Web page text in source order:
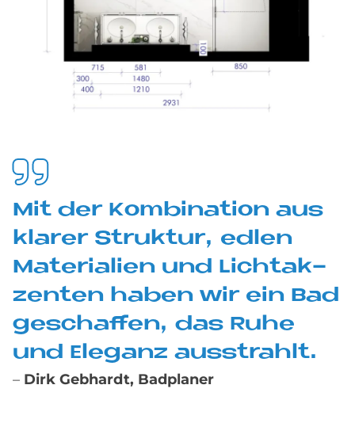
Mit der Kom­bi­na­ti­on aus
kla­rer Struk­tur, ed­len
Ma­te­ria­li­en und Licht­ak­
zen­ten ha­ben wir ein Bad
ge­schaf­fen, das Ruhe
und Ele­ganz aus­strahlt.
– Dirk Gebhardt, Badplaner